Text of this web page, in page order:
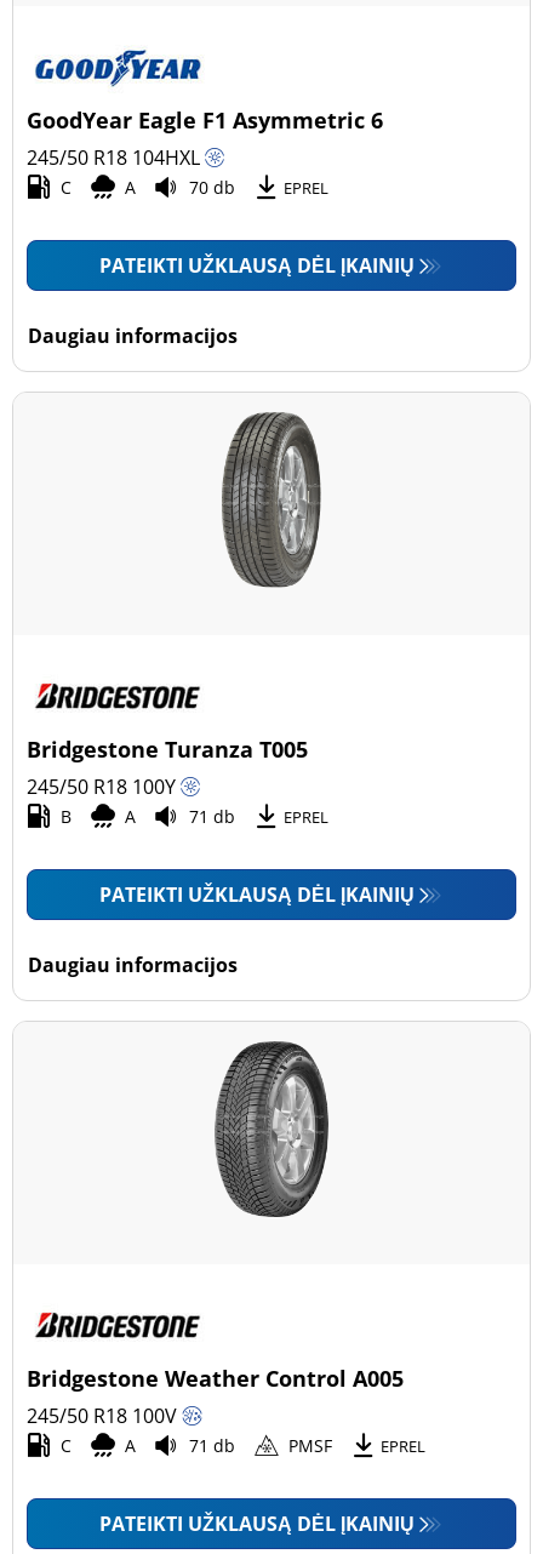
GoodYear Eagle F1 Asymmetric 6
245/50 R18 104HXL
C A 70 db EPREL
PATEIKTI UŽKLAUSĄ DĖL ĮKAINIŲ
Daugiau informacijos
Bridgestone Turanza T005
245/50 R18 100Y
B A 71 db EPREL
PATEIKTI UŽKLAUSĄ DĖL ĮKAINIŲ
Daugiau informacijos
Bridgestone Weather Control A005
245/50 R18 100V
C A 71 db PMSF EPREL
PATEIKTI UŽKLAUSĄ DĖL ĮKAINIŲ